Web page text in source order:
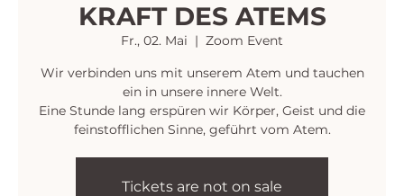
KRAFT DES ATEMS
Fr., 02. Mai
  |
Zoom Event
Wir verbinden uns mit unserem Atem und tauchen
ein in unsere innere Welt.
Eine Stunde lang erspüren wir Körper, Geist und die
feinstofflichen Sinne, geführt vom Atem.
Tickets are not on sale